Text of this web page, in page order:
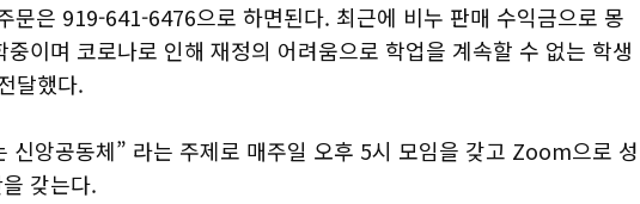
문은 919-641-6476으로 하면된다. 최근에 비누 판매 수익금으로 몽
이며 코로나로 인해 재정의 어려움으로 학업을 계속할 수 없는 학생
달했다.
신앙공동체” 라는 주제로 매주일 오후 5시 모임을 갖고 Zoom으로 성
갖는다.